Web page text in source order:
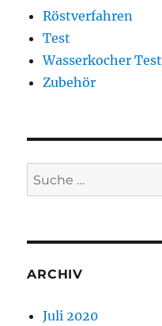
Röstverfahren
Test
Wasserkocher Test
Zubehör
Suche
nach:
ARCHIV
Juli 2020